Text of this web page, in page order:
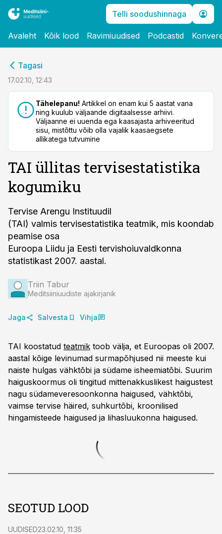
Telli soodushinnaga
Avaleht Kõik lood Ravimiuudised Podcastid
Tagasi
17.02.10, 12:43
Tähelepanu! Artikkel on enam kui 5 aastat vana
ning kuulub väljaande digitaalsesse arhiivi.
Väljaanne ei uuenda ega kaasajasta arhiveeritud
sisu, mistõttu võib olla vajalik kaasaegsete
allikatega tutvumine
TAI üllitas tervisestatistika
kogumiku
Tervise Arengu Instituudil
(TAI) valmis tervisestatistika teatmik, mis koondab
peamise osa
Euroopa Liidu ja Eesti tervishoiuvaldkonna
statistikast 2007. aastal.
Triin Tabur
Meditsiiniuudiste ajakirjanik
Jaga Salvesta Vihja
TAI koostatud teatmik toob välja, et Euroopas oli 2007.
aastal kõige levinumad surmapõhjused nii meeste kui
naiste hulgas vähktõbi ja südame isheemiatõbi. Suurim
haiguskoormus oli tingitud mittenakkuslikest haigustest
nagu südameveresoonkonna haigused, vähktõbi,
vaimse tervise häired, suhkurtõbi, kroonilised
hingamisteede haigused ja lihasluukonna haigused.
SEOTUD LOOD
UUDISED23.02.10, 11:35